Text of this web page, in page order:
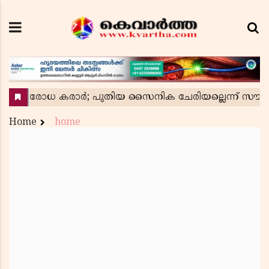
Home home